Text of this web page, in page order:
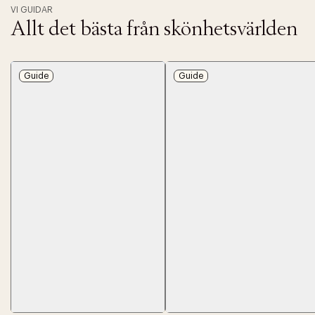
VI GUIDAR
Allt det bästa från skönhetsvärlden
Guide Guide